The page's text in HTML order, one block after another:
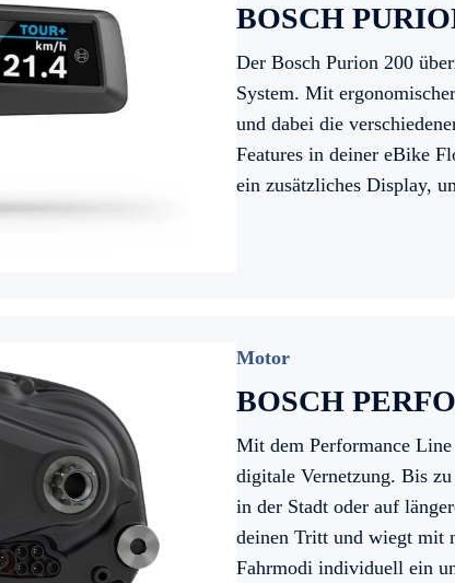
BOSCH
Der Bosch Purion 200
System. Mit
und dabei die
Features in deiner eBike
ein zusätzliches Display,
Motor
BOSCH
Mit dem Performance
digitale Vernetzung. Bis
in der Stadt oder auf
deinen Tritt und wiegt mit
Fahrmodi individuell ein